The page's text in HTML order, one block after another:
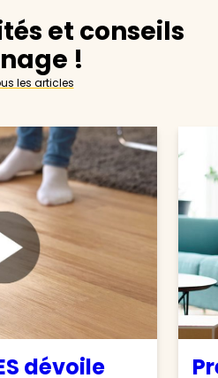
et conseils
!
les articles
dévoile